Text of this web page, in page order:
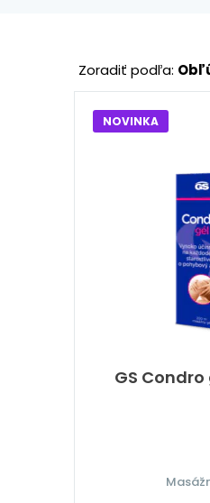
Zoradiť podľa:
GS
NOVINKA